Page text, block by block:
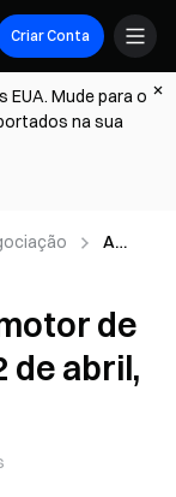
Criar Conta
Mude para o
na sua
A
atuali
zar o
motor
de
de abril,